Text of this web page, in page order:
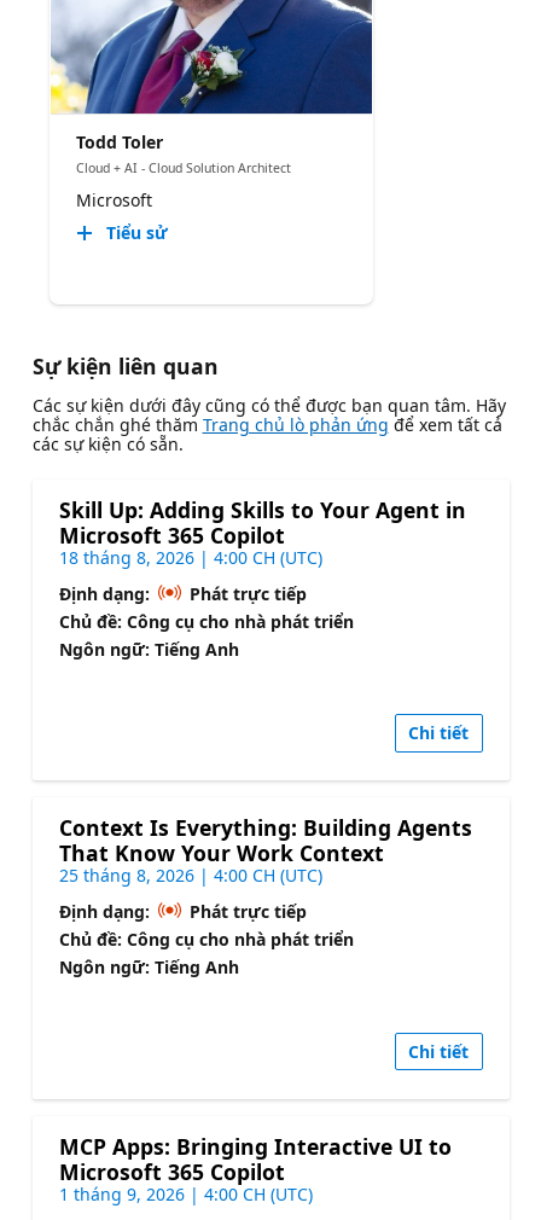
Todd Toler
Cloud + AI - Cloud Solution Architect
Microsoft
Tiểu sử
Sự kiện liên quan
Các sự kiện dưới đây cũng có thể được bạn quan tâm. Hãy
chắc chắn ghé thăm Trang chủ lò phản ứng để xem tất cả
các sự kiện có sẵn.
Skill Up: Adding Skills to Your Agent in
Microsoft 365 Copilot
18 tháng 8, 2026 | 4:00 CH (UTC)
Định dạng:
Phát trực tiếp
Chủ đề: Công cụ cho nhà phát triển
Ngôn ngữ: Tiếng Anh
Chi tiết
Context Is Everything: Building Agents
That Know Your Work Context
25 tháng 8, 2026 | 4:00 CH (UTC)
Định dạng:
Phát trực tiếp
Chủ đề: Công cụ cho nhà phát triển
Ngôn ngữ: Tiếng Anh
Chi tiết
MCP Apps: Bringing Interactive UI to
Microsoft 365 Copilot
1 tháng 9, 2026 | 4:00 CH (UTC)